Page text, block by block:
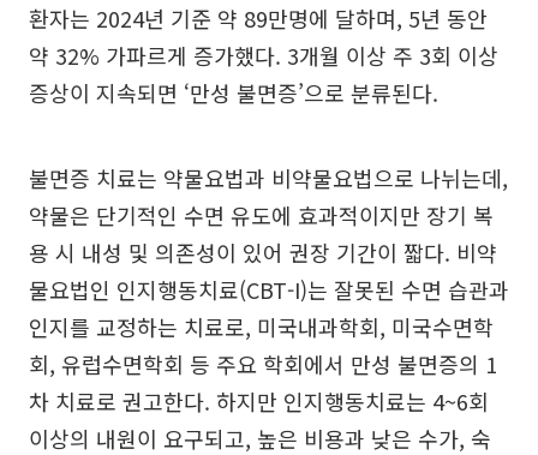
환자는 2024년 기준 약 89만명에 달하며, 5년 동안
약 32% 가파르게 증가했다. 3개월 이상 주 3회 이상
증상이 지속되면 ‘만성 불면증’으로 분류된다.
불면증 치료는 약물요법과 비약물요법으로 나뉘는데,
약물은 단기적인 수면 유도에 효과적이지만 장기 복
용 시 내성 및 의존성이 있어 권장 기간이 짧다. 비약
물요법인 인지행동치료(CBT-I)는 잘못된 수면 습관과
인지를 교정하는 치료로, 미국내과학회, 미국수면학
회, 유럽수면학회 등 주요 학회에서 만성 불면증의 1
차 치료로 권고한다. 하지만 인지행동치료는 4~6회
이상의 내원이 요구되고, 높은 비용과 낮은 수가, 숙